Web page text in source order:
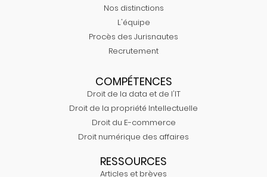
Nos distinctions
L'équipe
Procès des Jurisnautes
Recrutement
COMPÉTENCES
Droit de la data et de l'IT
Droit de la propriété Intellectuelle
Droit du E-commerce
Droit numérique des affaires
RESSOURCES
Articles et brèves